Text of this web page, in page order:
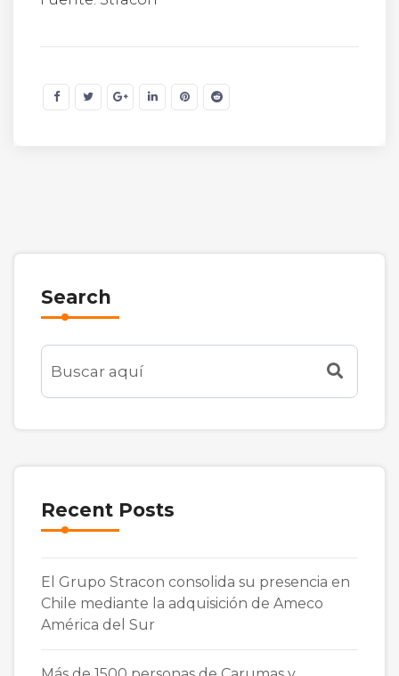
Search
Recent Posts
El Grupo Stracon consolida su presencia en
Chile mediante la adquisición de Ameco
América del Sur